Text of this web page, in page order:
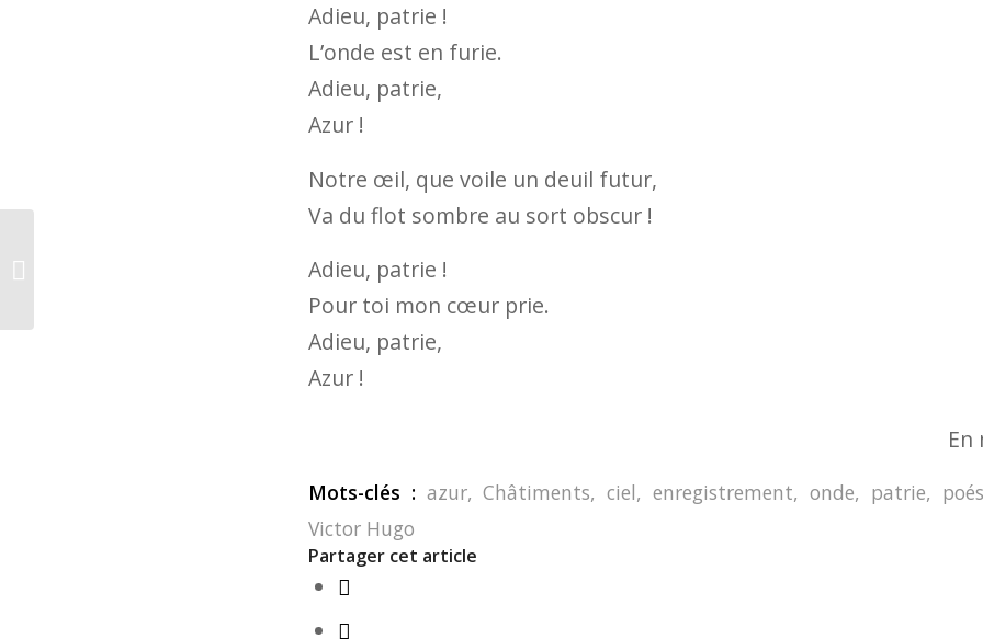
Adieu, patrie !
L’onde est en furie.
Adieu, patrie,
Azur !
Notre œil, que voile un deuil futur,
Va du flot sombre au sort obscur !
Adieu, patrie !
Pour toi mon cœur prie.
Adieu, patrie,
Azur !
En
Mots-clés : azur,Châtiments,ciel,enregistrement, onde, patrie,
Victor Hugo
Partager cet article